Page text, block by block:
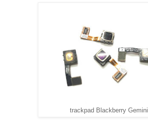
trackpad Blackberry Gemini